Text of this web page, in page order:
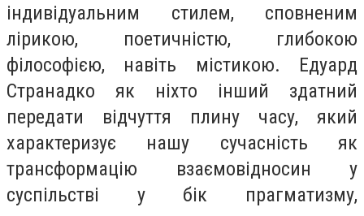
індивідуальним стилем, сповненим
лірикою, поетичністю, глибокою
філософією, навіть містикою. Едуард
Странадко як ніхто інший здатний
передати відчуття плину часу, який
характеризує нашу сучасність як
трансформацію взаємовідносин у
суспільстві у бік прагматизму,